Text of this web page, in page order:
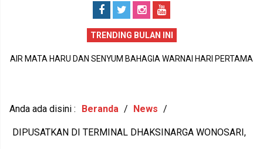
TRENDING BULAN INI
AIR MATA HARU DAN SENYUM BAHAGIA WARNAI HARI PERTAMA
Anda ada disini : Beranda / News /
DIPUSATKAN DI TERMINAL DHAKSINARGA WONOSARI,